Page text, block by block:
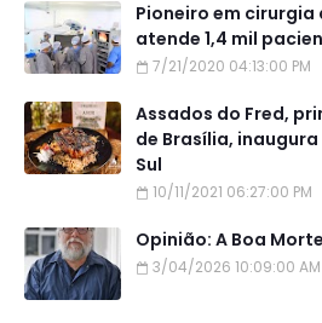
Pioneiro em cirurgia
atende 1,4 mil
7/21/2020 04:13:00 PM
Assados do Fred,
de Brasília,
Sul
10/11/2021 06:27:00 PM
Opinião: A Boa Morte
3/04/2026 10:09:00 AM